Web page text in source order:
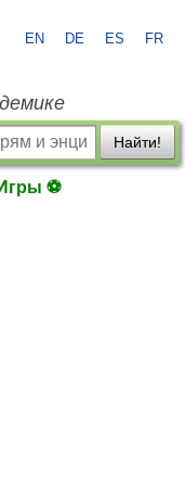
EN DE ES FR
Найти!
Игры ⚽